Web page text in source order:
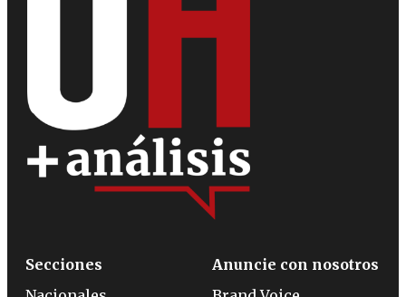
Secciones
Anuncie con nosotros